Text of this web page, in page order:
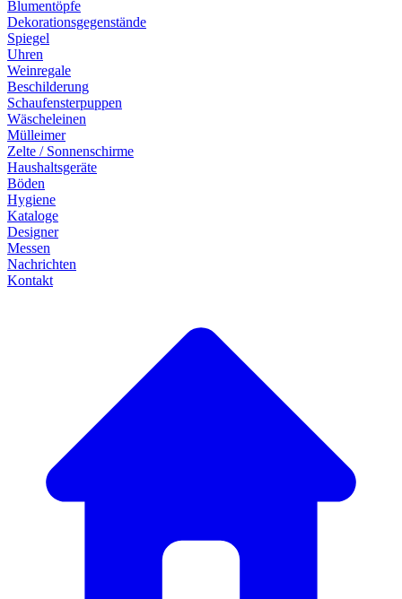
Blumentöpfe
Dekorationsgegenstände
Spiegel
Uhren
Weinregale
Beschilderung
Schaufensterpuppen
Wäscheleinen
Mülleimer
Zelte / Sonnenschirme
Haushaltsgeräte
Böden
Hygiene
Kataloge
Designer
Messen
Nachrichten
Kontakt